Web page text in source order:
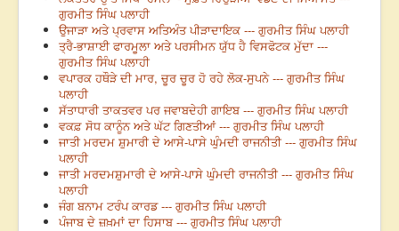
ਗੁਰਮੀਤ ਸਿੰਘ ਪਲਾਹੀ
ਉਜਾੜਾ ਅਤੇ ਪ੍ਰਵਾਸ ਅਤਿਅੰਤ ਪੀੜਾਦਾਇਕ --- ਗੁਰਮੀਤ ਸਿੰਘ ਪਲਾਹੀ
ਤ੍ਰੈ-ਭਾਸ਼ਾਈ ਫਾਰਮੂਲਾ ਅਤੇ ਪਰਸੀਮਨ ਯੁੱਧ ਹੈ ਵਿਸਫੋਟਕ ਮੁੱਦਾ ---
ਗੁਰਮੀਤ ਸਿੰਘ ਪਲਾਹੀ
ਵਪਾਰਕ ਹਥੌੜੇ ਦੀ ਮਾਰ, ਚੂਰ ਚੂਰ ਹੋ ਰਹੇ ਲੋਕ-ਸੁਪਨੇ --- ਗੁਰਮੀਤ ਸਿੰਘ
ਪਲਾਹੀ
ਸੱਤਾਧਾਰੀ ਤਾਕਤਵਰ ਪਰ ਜਵਾਬਦੇਹੀ ਗਾਇਬ --- ਗੁਰਮੀਤ ਸਿੰਘ ਪਲਾਹੀ
ਵਕਫ਼ ਸੋਧ ਕਾਨੂੰਨ ਅਤੇ ਘੱਟ ਗਿਣਤੀਆਂ --- ਗੁਰਮੀਤ ਸਿੰਘ ਪਲਾਹੀ
ਜਾਤੀ ਮਰਦਮ ਸ਼ੁਮਾਰੀ ਦੇ ਆਸੇ-ਪਾਸੇ ਘੁੰਮਦੀ ਰਾਜਨੀਤੀ --- ਗੁਰਮੀਤ ਸਿੰਘ
ਪਲਾਹੀ
ਜਾਤੀ ਮਰਦਮਸ਼ੁਮਾਰੀ ਦੇ ਆਸੇ-ਪਾਸੇ ਘੁੰਮਦੀ ਰਾਜਨੀਤੀ --- ਗੁਰਮੀਤ ਸਿੰਘ
ਪਲਾਹੀ
ਜੰਗ ਬਨਾਮ ਟਰੰਪ ਕਾਰਡ --- ਗੁਰਮੀਤ ਸਿੰਘ ਪਲਾਹੀ
ਪੰਜਾਬ ਦੇ ਜ਼ਖ਼ਮਾਂ ਦਾ ਹਿਸਾਬ --- ਗੁਰਮੀਤ ਸਿੰਘ ਪਲਾਹੀ